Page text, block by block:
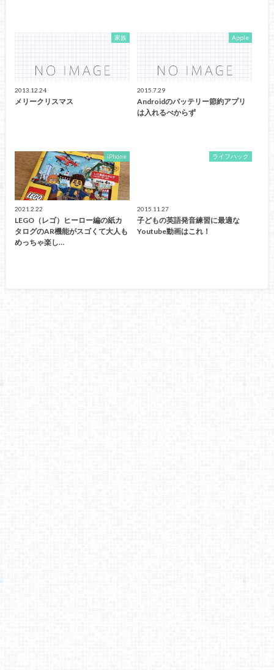
家族
2013.12.24
メリークリスマス
Apple
2015.7.29
Androidのバッテリー節約アプリ
は入れるべからず
iPhone
2021.2.22
LEGO（レゴ）ヒーロー編の紙カ
タログのAR機能がスゴくて大人も
めっちゃ楽し…
ライフハック
2015.11.27
子どもの英語発音練習に最適な
Youtube動画はこれ！